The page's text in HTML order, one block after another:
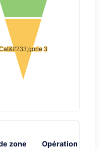
zone Opération